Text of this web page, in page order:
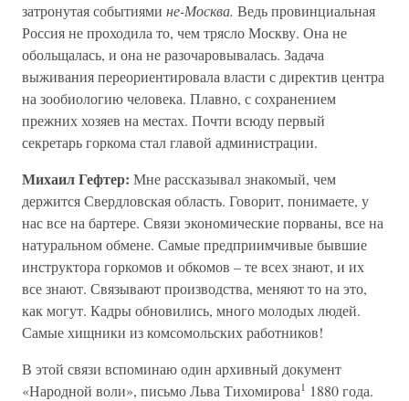
затронутая событиями не-Москва. Ведь провинциальная
Россия не проходила то, чем трясло Москву. Она не
обольщалась, и она не разочаровывалась. Задача
выживания переориентировала власти с директив центра
на зообиологию человека. Плавно, с сохранением
прежних хозяев на местах. Почти всюду первый
секретарь горкома стал главой администрации.
Михаил Гефтер: Мне рассказывал знакомый, чем
держится Свердловская область. Говорит, понимаете, у
нас все на бартере. Связи экономические порваны, все на
натуральном обмене. Самые предприимчивые бывшие
инструктора горкомов и обкомов – те всех знают, и их
все знают. Связывают производства, меняют то на это,
как могут. Кадры обновились, много молодых людей.
Самые хищники из комсомольских работников!
В этой связи вспоминаю один архивный документ
«Народной воли», письмо Льва Тихомирова1 1880 года.